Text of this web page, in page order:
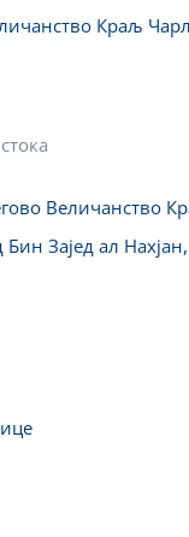
Краљ
Величанство
Зајед ал